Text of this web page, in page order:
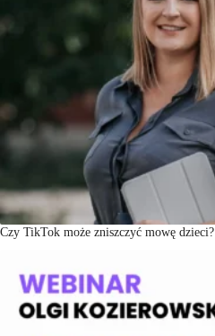
Czy TikTok może zniszczyć mowę dzieci?